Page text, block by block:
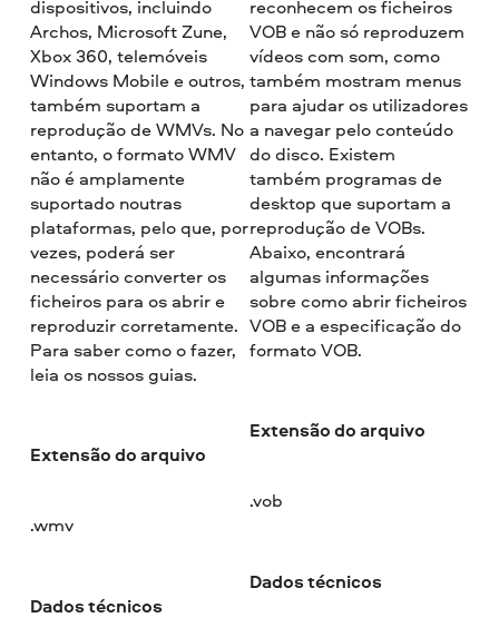
dispositivos, incluindo
Archos, Microsoft Zune,
Xbox 360, telemóveis
Windows Mobile e outros,
também suportam a
reprodução de WMVs. No
entanto, o formato WMV
não é amplamente
suportado noutras
plataformas, pelo que, por
vezes, poderá ser
necessário converter os
ficheiros para os abrir e
reproduzir corretamente.
Para saber como o fazer,
leia os nossos guias.
Extensão do arquivo
.wmv
Dados técnicos
reconhecem os ficheiros
VOB e não só reproduzem
vídeos com som, como
também mostram menus
para ajudar os utilizadores
a navegar pelo conteúdo
do disco. Existem
também programas de
desktop que suportam a
reprodução de VOBs.
Abaixo, encontrará
algumas informações
sobre como abrir ficheiros
VOB e a especificação do
formato VOB.
Extensão do arquivo
.vob
Dados técnicos